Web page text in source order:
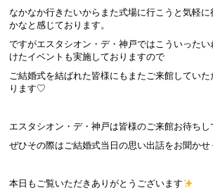
なかなか行きたいからまた式場に行こうと気軽
かなと感じております。
ですがエスタシオン・デ・神戸ではこういったい
けたイベントも実施しておりますので
ご結婚式を結ばれた皆様にもまたご来館してい
ります♡
エスタシオン・デ・神戸は皆様のご来館お待ちし
ぜひその際はご結婚式当日の思い出話をお聞か
本日もご覧いただきありがとうございます